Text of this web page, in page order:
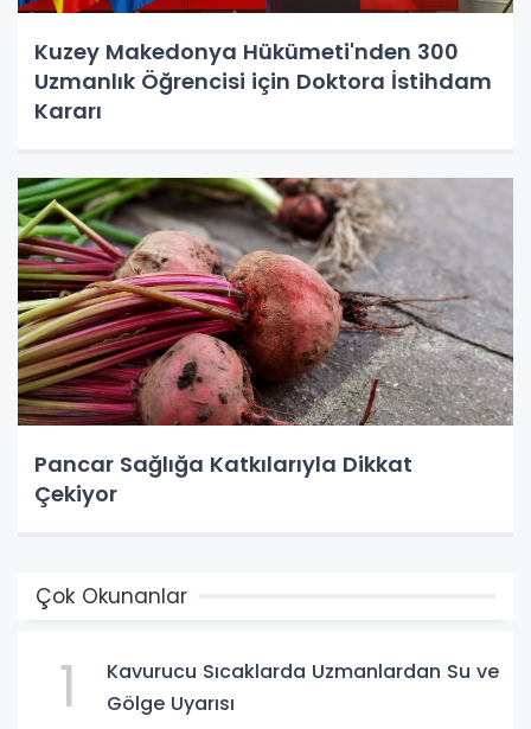
Kuzey Makedonya Hükümeti'nden 300
Uzmanlık Öğrencisi için Doktora İstihdam
Kararı
Pancar Sağlığa Katkılarıyla Dikkat
Çekiyor
Çok Okunanlar
1
Kavurucu Sıcaklarda Uzmanlardan Su ve
Gölge Uyarısı